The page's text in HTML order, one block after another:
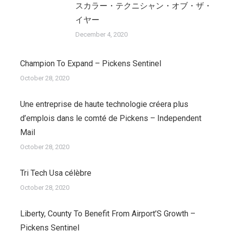
スカラー・テクニシャン・オブ・ザ・
イヤー
December 4, 2020
Champion To Expand – Pickens Sentinel
October 28, 2020
Une entreprise de haute technologie créera plus
d’emplois dans le comté de Pickens – Independent
Mail
October 28, 2020
Tri Tech Usa célèbre
October 28, 2020
Liberty, County To Benefit From Airport’S Growth –
Pickens Sentinel